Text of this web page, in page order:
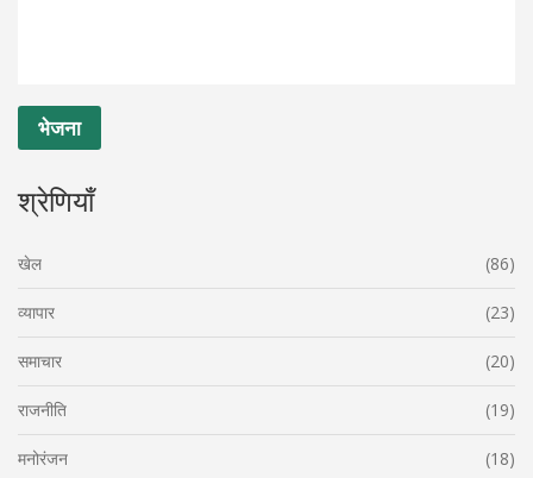
श्रेणियाँ
खेल (86)
व्यापार (23)
समाचार (20)
राजनीति (19)
मनोरंजन (18)